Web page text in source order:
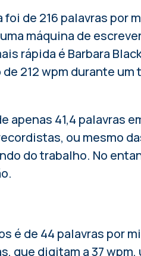
de 216 palavras por
máquina de
rápida é Barbara
212 wpm durante um
apenas 41,4 palavras
ou mesmo
do trabalho. No
é de 44 palavras por
que digitam a 37 wpm,